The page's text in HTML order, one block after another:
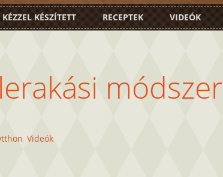
KÉZZEL KÉSZÍTETT RECEPTEK VIDEÓK
módszer
, Videók